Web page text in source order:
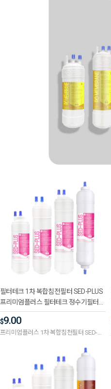
필터테크 1차 복합침전필터 SED-PLUS
프리미엄플러스 필터테크 정수기필터호
환 모음전
$9.00
프리미엄플러스 1차 복합침천필터 SED-